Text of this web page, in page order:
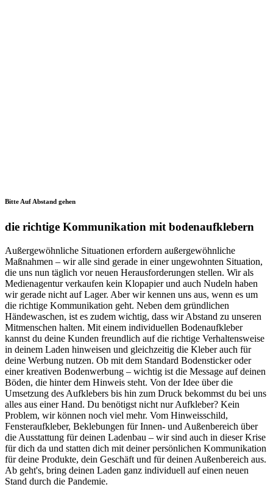
Bitte Auf Abstand gehen
die richtige Kommunikation mit bodenaufklebern
Außergewöhnliche Situationen erfordern außergewöhnliche
Maßnahmen – wir alle sind gerade in einer ungewohnten Situation,
die uns nun täglich vor neuen Herausforderungen stellen. Wir als
Medienagentur verkaufen kein Klopapier und auch Nudeln haben
wir gerade nicht auf Lager. Aber wir kennen uns aus, wenn es um
die richtige Kommunikation geht. Neben dem gründlichen
Händewaschen, ist es zudem wichtig, dass wir Abstand zu unseren
Mitmenschen halten. Mit einem individuellen Bodenaufkleber
kannst du deine Kunden freundlich auf die richtige Verhaltensweise
in deinem Laden hinweisen und gleichzeitig die Kleber auch für
deine Werbung nutzen. Ob mit dem Standard Bodensticker oder
einer kreativen Bodenwerbung – wichtig ist die Message auf deinen
Böden, die hinter dem Hinweis steht. Von der Idee über die
Umsetzung des Aufklebers bis hin zum Druck bekommst du bei uns
alles aus einer Hand. Du benötigst nicht nur Aufkleber? Kein
Problem, wir können noch viel mehr. Vom Hinweisschild,
Fensteraufkleber, Beklebungen für Innen- und Außenbereich über
die Ausstattung für deinen Ladenbau – wir sind auch in dieser Krise
für dich da und statten dich mit deiner persönlichen Kommunikation
für deine Produkte, dein Geschäft und für deinen Außenbereich aus.
Ab geht's, bring deinen Laden ganz individuell auf einen neuen
Stand durch die Pandemie.